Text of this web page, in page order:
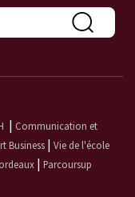
de recherche
| Communication et
Business | Vie de l'école
| Parcoursup